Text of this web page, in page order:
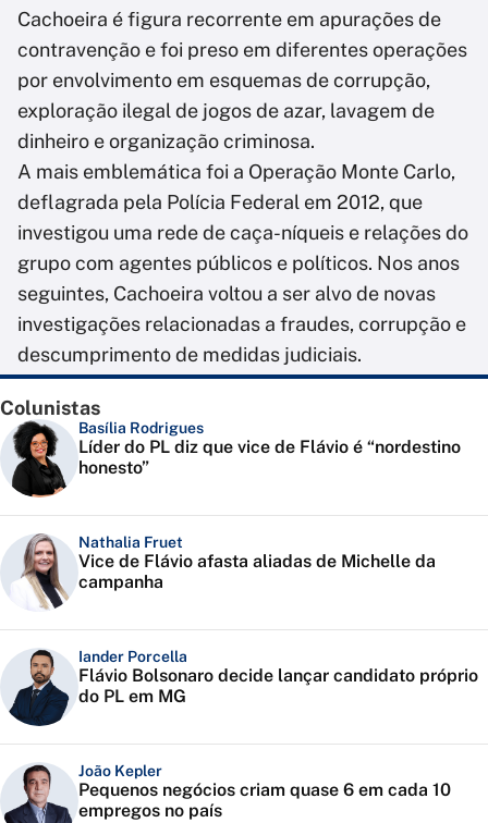
Cachoeira é figura recorrente em apurações de
contravenção e foi preso em diferentes operações
por envolvimento em esquemas de corrupção,
exploração ilegal de jogos de azar, lavagem de
dinheiro e organização criminosa.
A mais emblemática foi a Operação Monte Carlo,
deflagrada pela Polícia Federal em 2012, que
investigou uma rede de caça-níqueis e relações do
grupo com agentes públicos e políticos. Nos anos
seguintes, Cachoeira voltou a ser alvo de novas
investigações relacionadas a fraudes, corrupção e
descumprimento de medidas judiciais.
Colunistas
Basília Rodrigues
Líder do PL diz que vice de Flávio é “nordestino
honesto”
Nathalia Fruet
Vice de Flávio afasta aliadas de Michelle da
campanha
Iander Porcella
Flávio Bolsonaro decide lançar candidato próprio
do PL em MG
João Kepler
Pequenos negócios criam quase 6 em cada 10
empregos no país